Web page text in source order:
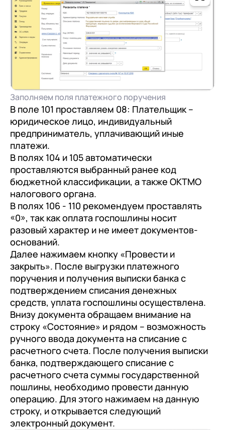
Заполняем поля платежного поручения
В поле 101 проставляем 08: Плательщик –
юридическое лицо, индивидуальный
предприниматель, уплачивающий иные
платежи.
В полях 104 и 105 автоматически
проставляются выбранный ранее код
бюджетной классификации, а также ОКТМО
налогового органа.
В полях 106 - 110 рекомендуем проставлять
«0», так как оплата госпошлины носит
разовый характер и не имеет документов-
оснований.
Далее нажимаем кнопку «Провести и
закрыть». После выгрузки платежного
поручения и получения выписки банка с
подтверждением списания денежных
средств, уплата госпошлины осуществлена.
Внизу документа обращаем внимание на
строку «Состояние» и рядом – возможность
ручного ввода документа на списание с
расчетного счета. После получения выписки
банка, подтверждающего списание с
расчетного счета суммы государственной
пошлины, необходимо провести данную
операцию. Для этого нажимаем на данную
строку, и открывается следующий
электронный документ.
+7 Номер телефона
Отправить
Я даю согласие на обработкуПерсональных
данных в соответствии с
Конфиденциальности
+7 Номер телефона
Отправить
Я даю согласие на обработку
данныхв соответствии сПолитикой
Конфиденциальности
+7 Номер телефона
Отправить
Я даю согласие на обработкуПерсональных
данных в соответствии с
Конфиденциальности
Перейти в корзину
Продолжить покупки